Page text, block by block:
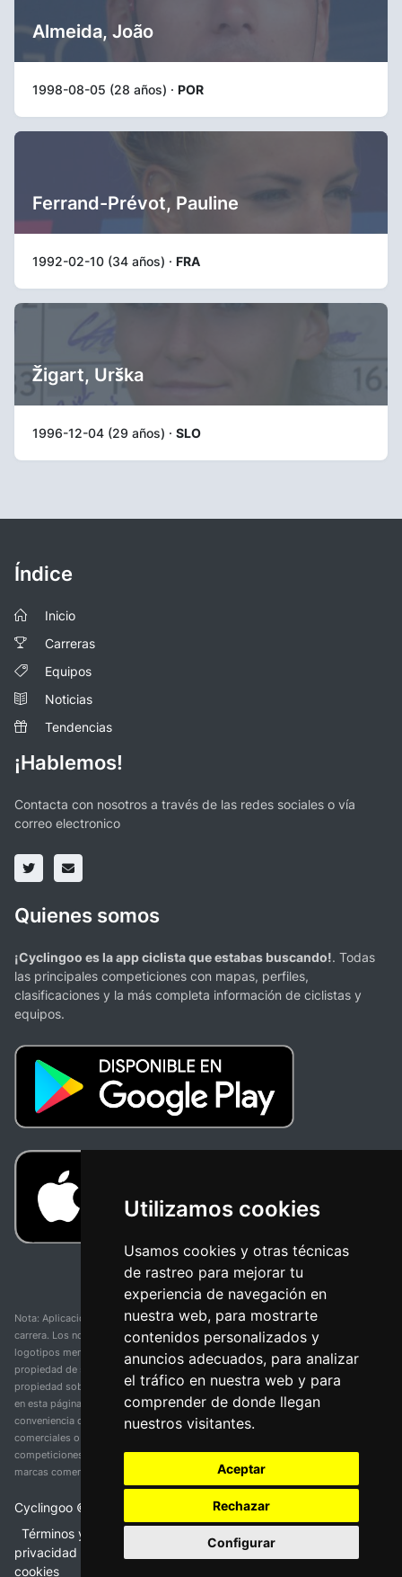
Utilizamos cookies
Usamos cookies y otras técnicas
de rastreo para mejorar tu
experiencia de navegación en
nuestra web, para mostrarte
contenidos personalizados y
anuncios adecuados, para analizar
el tráfico en nuestra web y para
comprender de donde llegan
nuestros visitantes.
Aceptar
Rechazar
Configurar
Almeida, João
1998-08-05 (28 años) · POR
Ferrand-Prévot, Pauline
1992-02-10 (34 años) · FRA
Žigart, Urška
1996-12-04 (29 años) · SLO
Índice
Inicio
Carreras
Equipos
Noticias
Tendencias
¡Hablemos!
Contacta con nosotros a través de las redes sociales o vía
correo electronico
Quienes somos
¡Cyclingoo es la app ciclista que estabas buscando!. Todas
las principales competiciones con mapas, perfiles,
clasificaciones y la más completa información de ciclistas y
equipos.
Nota: Aplicación y web no oficial y no relacionada con ninguna organización o
carrera. Los nombres de equipos, competiciones, marcas comerciales y
logotipos mencionados en esta página de resultados de ciclismo son
propiedad de sus respectivos dueños. No tenemos afiliación, patrocinio ni
propiedad sobre estas marcas comerciales. Toda la información proporcionada
en esta página se presenta únicamente con fines informativos y para la
conveniencia de nuestros usuarios. Cualquier uso de nombres, marcas
comerciales o logotipos tiene el único propósito de identificar equipos y
competiciones y no implica asociación o respaldo. Todos los derechos de las
marcas comerciales mencionadas aquí pertenecen a sus propietarios legítimos.
Cyclingoo ©
Términos y condiciones del servicio
privacidad
Política de cookies • Cambiar opciones de
cookies